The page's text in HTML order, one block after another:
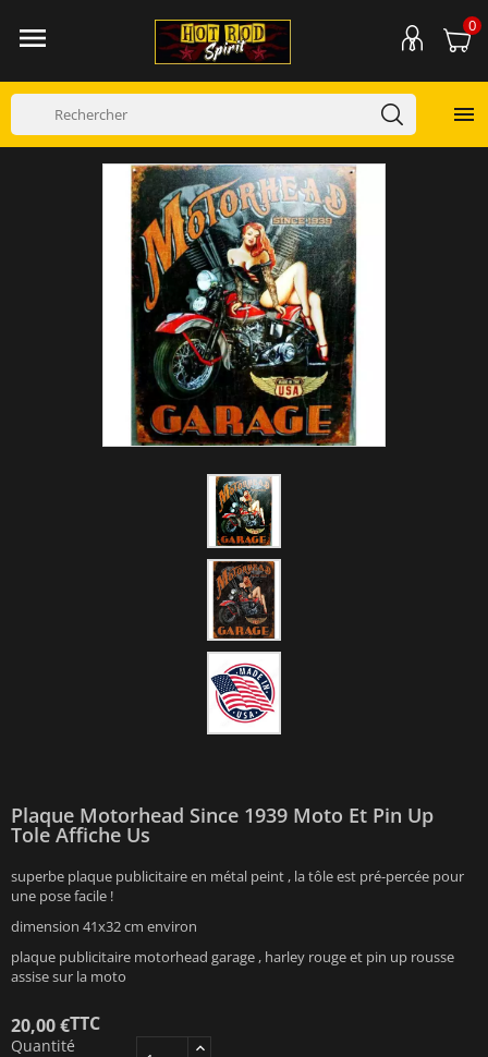
 0

Plaque Motorhead Since 1939 Moto Et Pin Up
Tole Affiche Us
superbe plaque publicitaire en métal peint , la tôle est pré-percée pour
une pose facile !
dimension 41x32 cm environ
plaque publicitaire motorhead garage , harley rouge et pin up rousse
assise sur la moto
20,00 €TTC
Quantité